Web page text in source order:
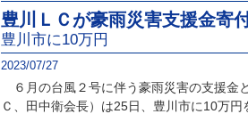
豊川ＬＣが豪雨災害支援金寄
豊川市に10万円
2023/07/27
６月の台風２号に伴う豪雨災害の支援金
Ｃ、田中衛会長）は25日、豊川市に10万